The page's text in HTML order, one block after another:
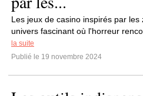
Les jeux de casino inspirés par
univers fascinant où l'horreur
la suite
Publié le 19 novembre 2024